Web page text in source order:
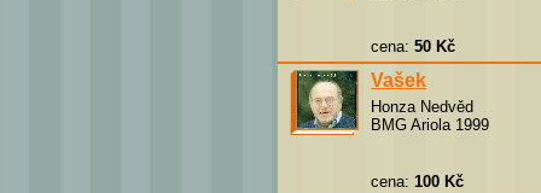
cena: 50 Kč
Vašek
Honza Nedvěd
BMG Ariola 1999
cena: 100 Kč